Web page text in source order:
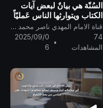
السُنّة هي بيانٌ لبعض آيات
الكتاب ويتوارثها الناس عَمليّاً
..
قناة الامام المهدي ناصر محمد اليماني
74
المشاهدات
•
2025/09/0
6